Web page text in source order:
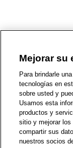
Mejorar su
Para brindarle
tecnologías en
sobre usted y
Usamos esta
productos y
sitio y mejorar
compartir sus
nuestros socios